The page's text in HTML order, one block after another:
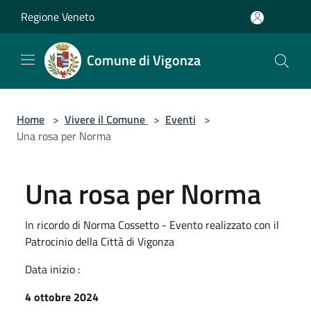
Regione Veneto
Comune di Vigonza
Home > Vivere il Comune > Eventi >
Una rosa per Norma
Una rosa per Norma
In ricordo di Norma Cossetto - Evento realizzato con il
Patrocinio della Città di Vigonza
Data inizio :
4 ottobre 2024